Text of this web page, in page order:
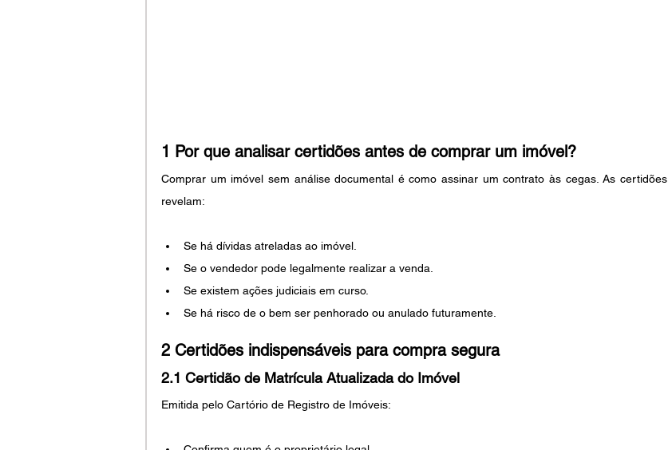
1 Por que analisar certidões antes de comprar um imóvel?
Comprar um imóvel sem análise documental é como assinar um contrato às cegas. As certidões
revelam:
Se há dívidas atreladas ao imóvel.
Se o vendedor pode legalmente realizar a venda.
Se existem ações judiciais em curso.
Se há risco de o bem ser penhorado ou anulado futuramente.
2 Certidões indispensáveis para compra segura
2.1 Certidão de Matrícula Atualizada do Imóvel
Emitida pelo Cartório de Registro de Imóveis: